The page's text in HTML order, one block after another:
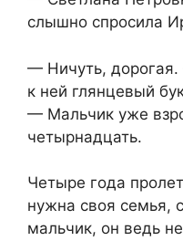
слышно спросила
— Ничуть,
к ней глянцевый
— Мальчик уже
четырнадцать.
Четыре года
нужна своя семья,
мальчик, он ведь